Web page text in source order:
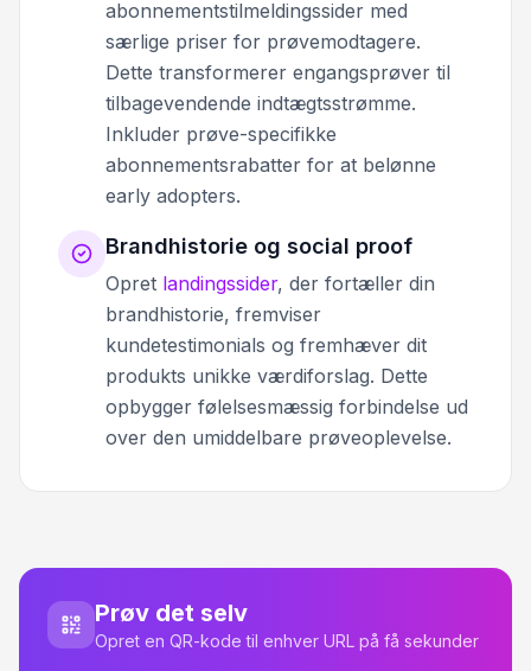
abonnementstilmeldingssider med
særlige priser for prøvemodtagere.
Dette transformerer engangsprøver til
tilbagevendende indtægtsstrømme.
Inkluder prøve-specifikke
abonnementsrabatter for at belønne
early adopters.
Brandhistorie og social proof
Opret landingssider, der fortæller din
brandhistorie, fremviser
kundetestimonials og fremhæver dit
produkts unikke værdiforslag. Dette
opbygger følelsesmæssig forbindelse ud
over den umiddelbare prøveoplevelse.
Prøv det selv
Opret en QR-kode til enhver URL på få sekunder